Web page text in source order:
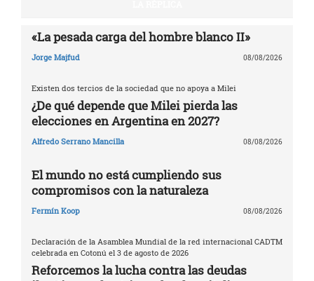
«La pesada carga del hombre blanco II»
Jorge Majfud 08/08/2026
Existen dos tercios de la sociedad que no apoya a Milei
¿De qué depende que Milei pierda las
elecciones en Argentina en 2027?
Alfredo Serrano Mancilla 08/08/2026
El mundo no está cumpliendo sus
compromisos con la naturaleza
Fermín Koop 08/08/2026
Declaración de la Asamblea Mundial de la red internacional CADTM
celebrada en Cotonú el 3 de agosto de 2026
Reforcemos la lucha contra las deudas